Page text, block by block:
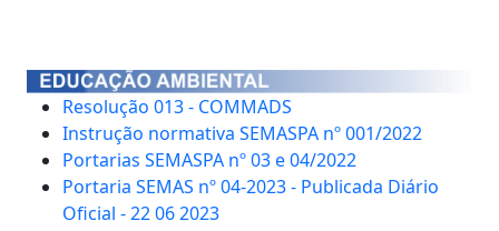
Resolução 013 - COMMADS
Instrução normativa SEMASPA nº 001/2022
Portarias SEMASPA nº 03 e 04/2022
Portaria SEMAS nº 04-2023 - Publicada Diário
Oficial - 22 06 2023